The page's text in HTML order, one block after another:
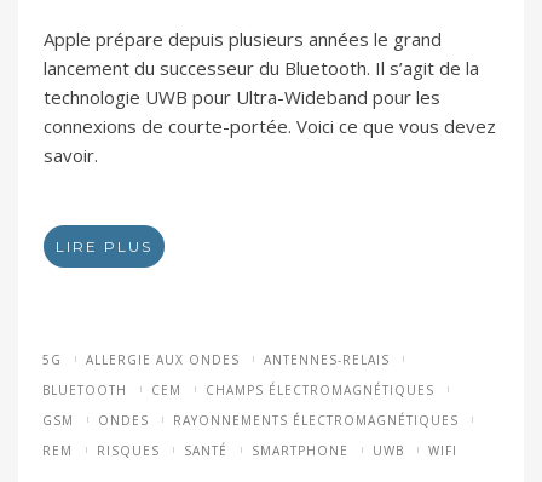
Apple prépare depuis plusieurs années le grand
lancement du successeur du Bluetooth. Il s’agit de la
technologie UWB pour Ultra-Wideband pour les
connexions de courte-portée. Voici ce que vous devez
savoir.
LIRE PLUS
5G ALLERGIE AUX ONDES
ANTENNES-RELAIS
BLUETOOTH
CEM
CHAMPS ÉLECTROMAGNÉTIQUES
GSM
ONDES
RAYONNEMENTS ÉLECTROMAGNÉTIQUES
REM
RISQUES SANTÉ SMARTPHONE UWB WIFI